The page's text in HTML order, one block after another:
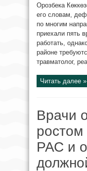
Орозбека
его словам,
по многим
приехали пять
работать,
районе
травматолог,
Читать далее »
Врачи
ростом
РАС и